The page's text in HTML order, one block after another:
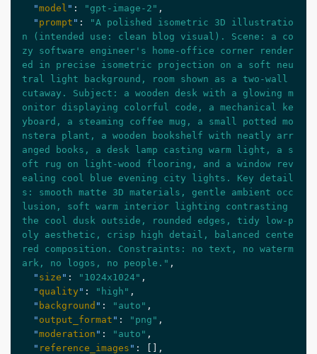
  "
model " : "gpt-image-2" ,
  "
prompt " :
"A polished isometric 3D illustratio
n (intended use: clean blog visual). Scene: a co
zy software engineer's home-office corner render
ed in precise isometric projection on a soft neu
tral light background, room shown as a two-wall
cutaway. Subject: a wooden desk with a glowing m
onitor displaying colorful code, a mechanical ke
yboard, a steaming coffee mug, a small potted mo
nstera plant, a wooden bookshelf with neatly arr
anged books, a desk lamp casting warm light, a s
oft rug on light-wood flooring, and a window rev
ealing cool blue evening city lights. Key detail
s: smooth matte 3D materials, gentle ambient occ
lusion, soft warm interior lighting contrasting
the cool dusk outside, rounded edges, tidy low-p
oly aesthetic, crisp high detail, balanced cente
red composition. Constraints: no text, no waterm
ark, no logos, no people." ,
  "
size " : "1024x1024" ,
  "
quality " : "high" ,
  "
background " : "auto" ,
  "
output_format " : "png" ,
  "
moderation " : "auto" ,
  "
reference_images " : [] ,